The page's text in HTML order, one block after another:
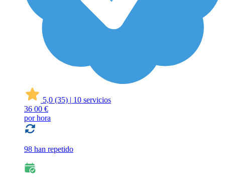
5,0 (35) | 10 servicios
36 00 €
por hora
98 han repetido